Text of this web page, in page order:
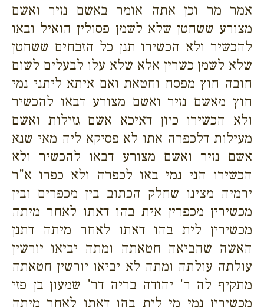
אמר מר וכן אתה אומר באשם נזיר ואשם
מצורע ששחטן שלא לשמן פסולין הואיל ובאו
להכשיר ולא הכשירו תנן כל הזבחים ששחטן
שלא לשמן כשרין אלא שלא עלו לבעלים לשום
חובה חוץ מפסח וחטאת ואם איתא ליתני נמי
חוץ מאשם נזיר ואשם מצורע דבאו להכשיר
ולא הכשירו כיון דאיכא אשם גזילות ואשם
מעילות דלכפרה אתו לא פסיקא ליה מאי שנא
אשם נזיר ואשם מצורע דבאו להכשיר ולא
הכשירו הני נמי באו לכפרה ולא כפרו א"ר
ירמיה מצינו שחלק הכתוב בין מכפרים ובין
מכשירין מכפרין אית בהו דאתו לאחר מיתה
מכשירין לית בהו דאתו לאחר מיתה דתנן
האשה שהביאה חטאתה ומתה יביאו יורשין
עולתה עולתה ומתה לא יביאו יורשין חטאתה
מתקיף לה ר' יהודה בריה דר' שמעון בן פזי